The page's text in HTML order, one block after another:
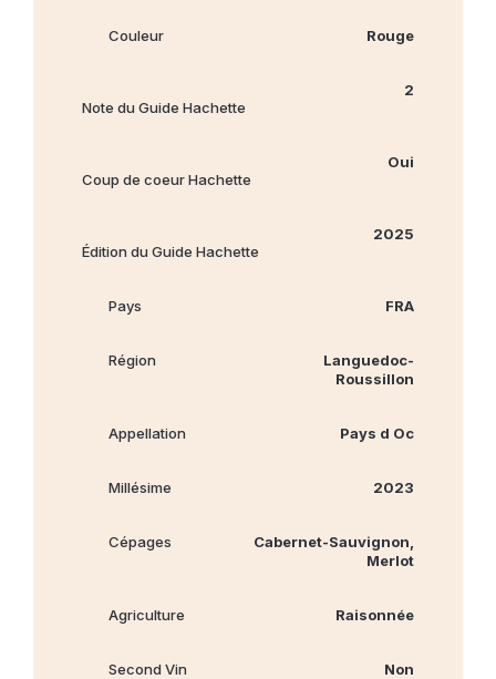
Couleur Rouge
Note du Guide Hachette
2
Coup de coeur Hachette
Oui
Édition du Guide Hachette
2025
Pays FRA
Région
Languedoc-
Roussillon
Appellation Pays d Oc
Millésime 2023
Cépages
Cabernet‐Sauvignon,
Merlot
Agriculture Raisonnée
Second Vin Non